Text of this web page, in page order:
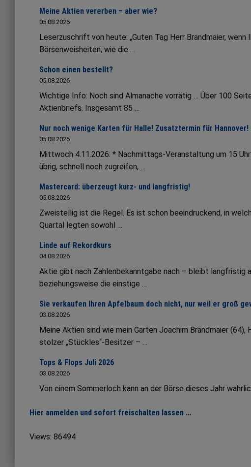
Meine Aktien vererben – aber wie?
05.08.2026
Leserzuschrift von heute: „Guten Tag Herr Brandmaier,
Börsenweisheiten, wie die …
Schon einen bestellt?
05.08.2026
Wichtige Info: Noch sind Almanache vorrätig … Über 100
Aktienbriefs. Insgesamt 85 …
Nur noch wenige Karten für Halle! Zusatztermin für Hannover!
05.08.2026
Mittwoch 4.11.2026: * Nachmittags-Veranstaltung um 15
übrig, schnell noch zugreifen, …
Mastercard: überzeugt kurz- und langfristig!
05.08.2026
Zweistellig ist die Regel. Es ist schon beeindruckend, in
Quartal legten sowohl …
Linde auf Rekordkurs
04.08.2026
Aktie gibt nach Zahlenbekanntgabe nach – bleibt langfristig
beziehungsweise die einstige …
Sie verkaufen Ihren Apfelbaum doch nicht, nur weil er groß
03.08.2026
Meine Aktien sind wie mein Garten Joachim Brandmaier
stolzer „Stückles“-Besitzer – …
Tops & Flops Juli 2026
03.08.2026
Von einem Sommerloch kann an der Börse dieses Jahr
Hier anmelden und sofort freischalten lassen …
Views: 86494